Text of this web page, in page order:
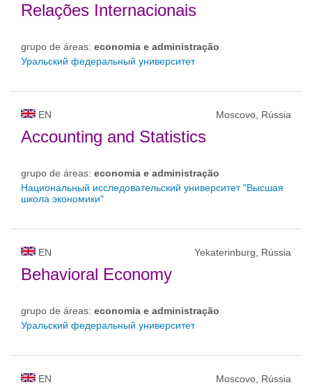
Relações Internacionais
grupo de áreas: economia e administração
Уральский федеральный университет
EN Moscovo, Rússia
Accounting and Statistics
grupo de áreas: economia e administração
Национальный исследовательский университет "Высшая
школа экономики"
EN Yekaterinburg, Rússia
Behavioral Economy
grupo de áreas: economia e administração
Уральский федеральный университет
EN Moscovo, Rússia